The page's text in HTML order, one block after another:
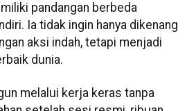
pandangan berbeda
Ia tidak ingin hanya dikenang
aksi indah, tetapi menjadi
dunia.
melalui kerja keras tanpa